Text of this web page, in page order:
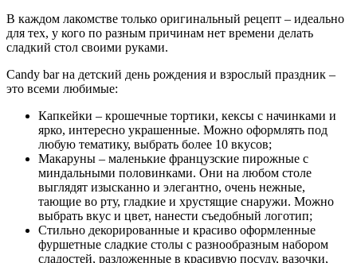
В каждом лакомстве только оригинальный рецепт – идеально
для тех, у кого по разным причинам нет времени делать
сладкий стол своими руками.
Candy bar на детский день рождения и взрослый праздник –
это всеми любимые:
Капкейки – крошечные тортики, кексы с начинками и
ярко, интересно украшенные. Можно оформлять под
любую тематику, выбрать более 10 вкусов;
Макаруны – маленькие французские пирожные с
миндальными половинками. Они на любом столе
выглядят изысканно и элегантно, очень нежные,
тающие во рту, гладкие и хрустящие снаружи. Можно
выбрать вкус и цвет, нанести съедобный логотип;
Стильно декорированные и красиво оформленные
фуршетные сладкие столы с разнообразным набором
сладостей, разложенные в красивую посуду, вазочки,